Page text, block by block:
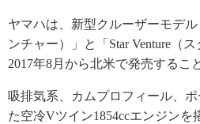
ヤマハは、新型クルーザーモデル
ンチャー）」と「Star Venture（
2017年8月から北米で発売するこ
吸排気系、カムプロフィール、
た空冷Vツイン1854ccエンジンを